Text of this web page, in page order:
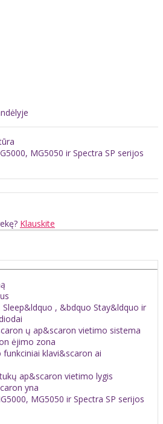
MG5050 ir Spectra SP serijos
Klauskite
, &bdquo Stay&ldquo ir
ų ap&scaron vietimo sistema
ėjimo zona
klavi&scaron ai
ap&scaron vietimo lygis
yna
MG5050 ir Spectra SP serijos